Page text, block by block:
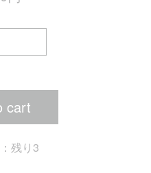
cart
残り3